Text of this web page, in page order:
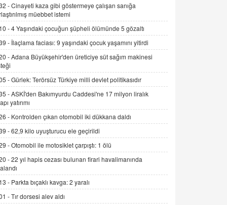
İNCİ GÜL AKÖL
Trump Keşke Adana'yı da Ziyaret Etse...
06.07.2026 13:00
Esed Destekçilerinin Yüzüne Vurulan
Şamar: Sednaya
11.12.2024 12:30
DR. EKREM ASLAN
Gerçek Ne, Algı Ne? "Beraber
Yürüyoruz" Cümlesinin Peşinden
19.07.2025 12:45
Şifacının Yolu
04.11.2025 12:56
-Cinayeti kaza gibi göstermeye çalışan sanığa
müebbet istemi
-4 Yaşındaki çocuğun şüpheli ölümünde 5 gözaltı
- İlaçlama faciası: 9 yaşındaki çocuk yaşamını yitirdi
-Adana Büyükşehir'den üreticiye süt sağım makinesi
-Gürlek: Terörsüz Türkiye milli devlet politikasıdır
-ASKİ'den Bakımyurdu Caddesi'ne 17 milyon liralık
yatırımı
- Kontrolden çıkan otomobil iki dükkana daldı
-62,9 kilo uyuşturucu ele geçirildi
-Otomobil ile motosiklet çarpıştı: 1 ölü
-22 yıl hapis cezası bulunan firari havalimanında
- Parkta bıçaklı kavga: 2 yaralı
-Tır dorsesi alev aldı